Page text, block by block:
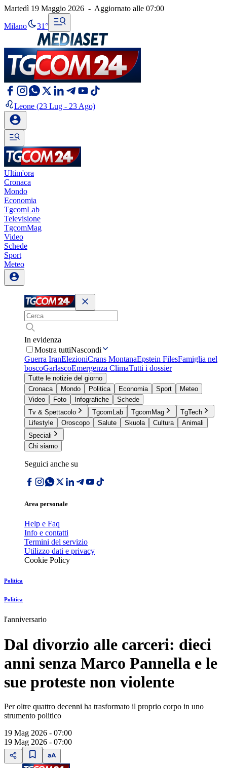
Martedì 19 Maggio 2026 - Aggiornato alle 07:00
Milano 31°
Leone (23 Lug - 23 Ago)
Ultim'ora
Cronaca
Mondo
Economia
TgcomLab
Televisione
TgcomMag
Video
Schede
Sport
Meteo
In evidenza
Mostra tuttiNascondi
Guerra IranElezioniCrans MontanaEpstein FilesFamiglia nel
boscoGarlascoEmergenza ClimaTutti i dossier
Tutte le notizie del giorno
Cronaca
Mondo Politica Economia Sport
Meteo
Video
Foto Infografiche
Schede
Tv & Spettacolo
TgcomLab TgcomMag
TgTech
Lifestyle
Oroscopo Salute Skuola Cultura
Animali
Speciali
Chi siamo
Seguici anche su
Area personale
Help e Faq
Info e contatti
Termini del servizio
Utilizzo dati e privacy
Cookie Policy
Politica
Politica
l'anniversario
Dal divorzio alle carceri: dieci
anni senza Marco Pannella e le
sue proteste non violente
Per oltre quattro decenni ha trasformato il proprio corpo in uno
strumento politico
19 Mag 2026 - 07:00
19 Mag 2026 - 07:00